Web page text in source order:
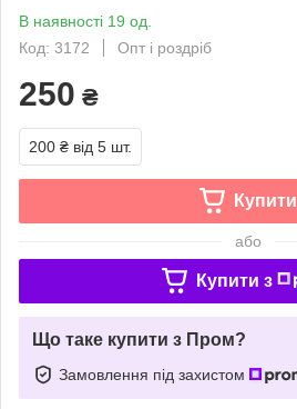
В наявності 19 од.
Код: 3172
Опт і роздріб
250 ₴
200 ₴ від 5 шт.
Купити
або
Купити з
Що таке купити з Пром?
Замовлення під захистом